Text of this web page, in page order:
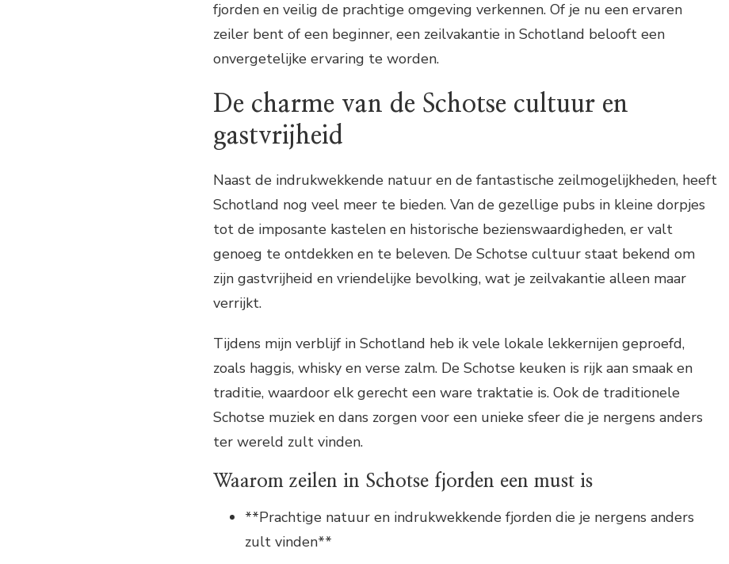
fjorden en veilig de prachtige omgeving verkennen. Of je nu een ervaren
zeiler bent of een beginner, een zeilvakantie in Schotland belooft een
onvergetelijke ervaring te worden.
De charme van de Schotse cultuur en
gastvrijheid
Naast de indrukwekkende natuur en de fantastische zeilmogelijkheden, heeft
Schotland nog veel meer te bieden. Van de gezellige pubs in kleine dorpjes
tot de imposante kastelen en historische bezienswaardigheden, er valt
genoeg te ontdekken en te beleven. De Schotse cultuur staat bekend om
zijn gastvrijheid en vriendelijke bevolking, wat je zeilvakantie alleen maar
verrijkt.
Tijdens mijn verblijf in Schotland heb ik vele lokale lekkernijen geproefd,
zoals haggis, whisky en verse zalm. De Schotse keuken is rijk aan smaak en
traditie, waardoor elk gerecht een ware traktatie is. Ook de traditionele
Schotse muziek en dans zorgen voor een unieke sfeer die je nergens anders
ter wereld zult vinden.
Waarom zeilen in Schotse fjorden een must is
**Prachtige natuur en indrukwekkende fjorden die je nergens anders
zult vinden**